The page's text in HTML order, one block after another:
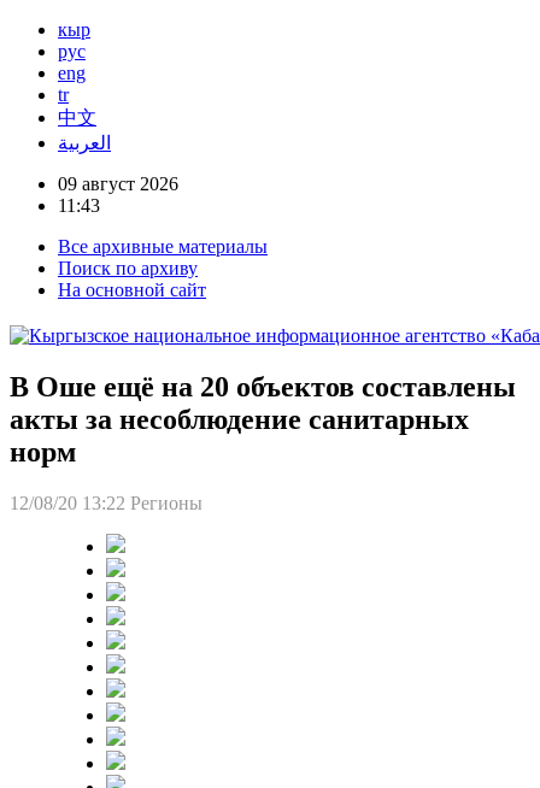
кыр
рус
eng
tr
中文
العربية
09 август 2026
11:43
Все архивные материалы
Поиск по архиву
На основной сайт
В Оше ещё на 20 объектов составлены
акты за несоблюдение санитарных
норм
12/08/20 13:22 Регионы